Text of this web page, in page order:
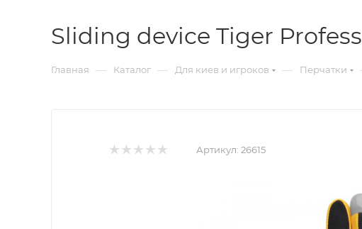
Sliding device Tiger
Главная — Каталог — Для киев и игроков — Перчатки
Артикул: 26615